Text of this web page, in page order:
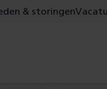
& storingen